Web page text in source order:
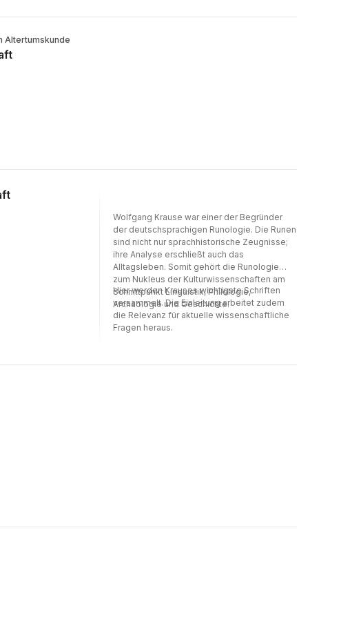
Altertumskunde
Wolfgang Krause war einer der Begründer
der deutschsprachigen Runologie. Die Runen
sind nicht nur sprachhistorische Zeugnisse;
ihre Analyse erschließt auch das
Alltagsleben. Somit gehört die Runologie
zum Nukleus der Kulturwissenschaften am
Schnittpunkt Linguistik, Philologie,
Archäologie und Geschichte.
Hier werden Krauses wichtigste Schriften
versammelt. Die Einleitung arbeitet zudem
die Relevanz für aktuelle wissenschaftliche
Fragen heraus.